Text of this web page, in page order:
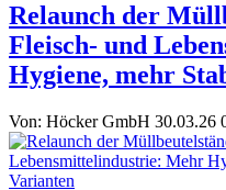
Relaunch der
Fleisch- und
Hygiene, mehr
Von: Höcker GmbH 30.03.26